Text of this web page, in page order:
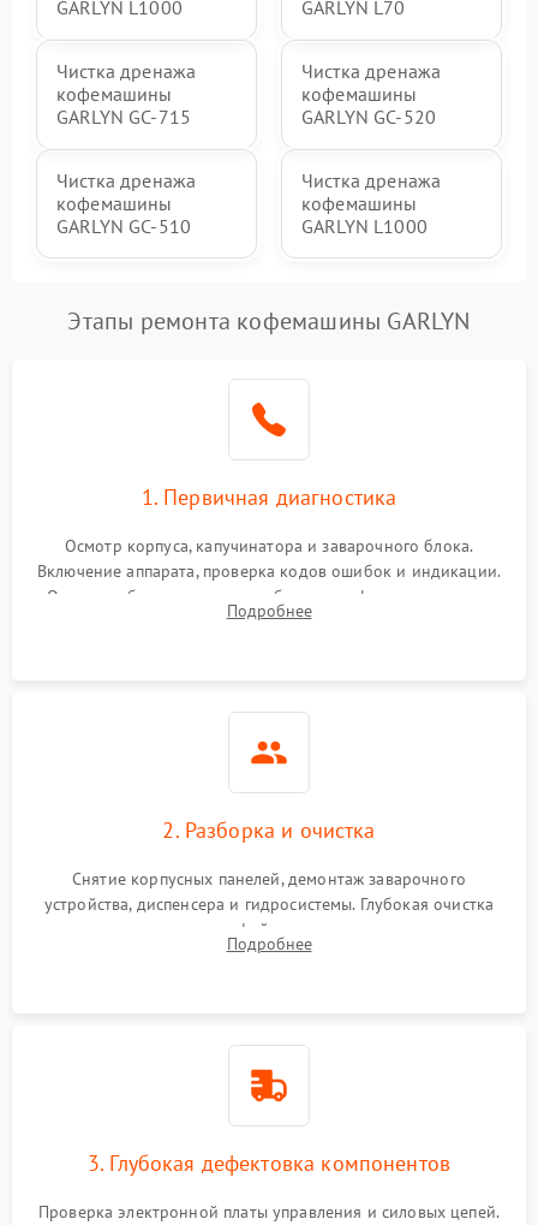
GARLYN L1000 GARLYN L70
Чистка дренажа
кофемашины
GARLYN GC-715
Чистка дренажа
кофемашины
GARLYN GC-520
Чистка дренажа
кофемашины
GARLYN GC-510
Чистка дренажа
кофемашины
GARLYN L1000
Этапы ремонта кофемашины GARLYN
1. Первичная диагностика
Осмотр корпуса, капучинатора и заварочного блока.
Включение аппарата, проверка кодов ошибок и индикации.
Оценка работы помпы, термоблока и кофемолки на слух.
Измерение температуры и давления воды для выявления
Подробнее
2. Разборка и очистка
Снятие корпусных панелей, демонтаж заварочного
устройства, диспенсера и гидросистемы. Глубокая очистка
внутренних узлов от кофейных масел, жмыха и накипи.
Промывка дренажных каналов и фильтров с использованием
Подробнее
3. Глубокая дефектовка компонентов
Проверка электронной платы управления и силовых цепей.